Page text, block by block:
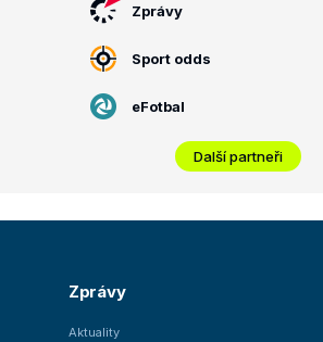
Zprávy
Sport odds
eFotbal
Další partneři
Zprávy
Aktuality